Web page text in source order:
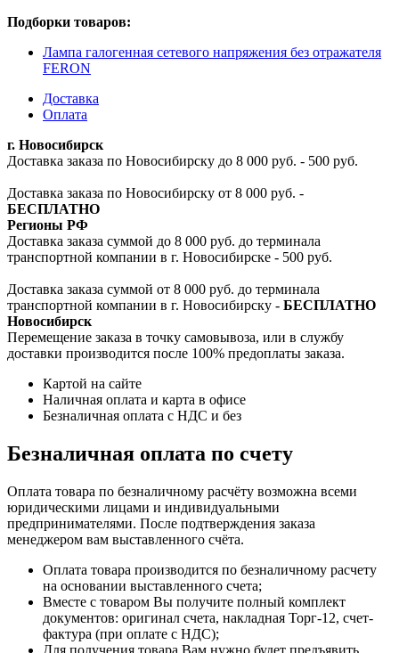
Подборки товаров:
Лампа галогенная сетевого напряжения без отражателя
FERON
Доставка
Оплата
г. Новосибирск
Доставка заказа по Новосибирску до 8 000 руб. - 500 руб.
Доставка заказа по Новосибирску от 8 000 руб. -
БЕСПЛАТНО
Регионы РФ
Доставка заказа суммой до 8 000 руб. до терминала
транспортной компании в г. Новосибирске - 500 руб.
Доставка заказа суммой от 8 000 руб. до терминала
транспортной компании в г. Новосибирску - БЕСПЛАТНО
Новосибирск
Перемещение заказа в точку самовывоза, или в службу
доставки производится после 100% предоплаты заказа.
Картой на сайте
Наличная оплата и карта в офисе
Безналичная оплата с НДС и без
Безналичная оплата по счету
Оплата товара по безналичному расчёту возможна всеми
юридическими лицами и индивидуальными
предпринимателями. После подтверждения заказа
менеджером вам выставленного счёта.
Оплата товара производится по безналичному расчету
на основании выставленного счета;
Вместе с товаром Вы получите полный комплект
документов: оригинал счета, накладная Торг-12, счет-
фактура (при оплате с НДС);
Для получения товара Вам нужно будет предъявить